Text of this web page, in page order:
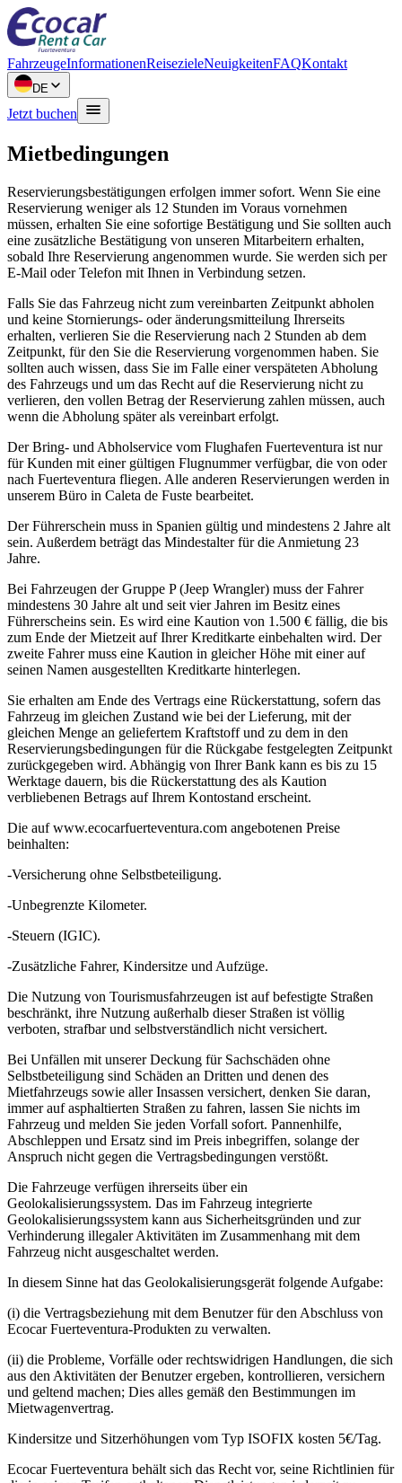
FahrzeugeInformationenReisezieleNeuigkeitenFAQKontakt
DE
Jetzt buchen
Mietbedingungen
Reservierungsbestätigungen erfolgen immer sofort. Wenn Sie eine
Reservierung weniger als 12 Stunden im Voraus vornehmen
müssen, erhalten Sie eine sofortige Bestätigung und Sie sollten auch
eine zusätzliche Bestätigung von unseren Mitarbeitern erhalten,
sobald Ihre Reservierung angenommen wurde. Sie werden sich per
E-Mail oder Telefon mit Ihnen in Verbindung setzen.
Falls Sie das Fahrzeug nicht zum vereinbarten Zeitpunkt abholen
und keine Stornierungs- oder änderungsmitteilung Ihrerseits
erhalten, verlieren Sie die Reservierung nach 2 Stunden ab dem
Zeitpunkt, für den Sie die Reservierung vorgenommen haben. Sie
sollten auch wissen, dass Sie im Falle einer verspäteten Abholung
des Fahrzeugs und um das Recht auf die Reservierung nicht zu
verlieren, den vollen Betrag der Reservierung zahlen müssen, auch
wenn die Abholung später als vereinbart erfolgt.
Der Bring- und Abholservice vom Flughafen Fuerteventura ist nur
für Kunden mit einer gültigen Flugnummer verfügbar, die von oder
nach Fuerteventura fliegen. Alle anderen Reservierungen werden in
unserem Büro in Caleta de Fuste bearbeitet.
Der Führerschein muss in Spanien gültig und mindestens 2 Jahre alt
sein. Außerdem beträgt das Mindestalter für die Anmietung 23
Jahre.
Bei Fahrzeugen der Gruppe P (Jeep Wrangler) muss der Fahrer
mindestens 30 Jahre alt und seit vier Jahren im Besitz eines
Führerscheins sein. Es wird eine Kaution von 1.500 € fällig, die bis
zum Ende der Mietzeit auf Ihrer Kreditkarte einbehalten wird. Der
zweite Fahrer muss eine Kaution in gleicher Höhe mit einer auf
seinen Namen ausgestellten Kreditkarte hinterlegen.
Sie erhalten am Ende des Vertrags eine Rückerstattung, sofern das
Fahrzeug im gleichen Zustand wie bei der Lieferung, mit der
gleichen Menge an geliefertem Kraftstoff und zu dem in den
Reservierungsbedingungen für die Rückgabe festgelegten Zeitpunkt
zurückgegeben wird. Abhängig von Ihrer Bank kann es bis zu 15
Werktage dauern, bis die Rückerstattung des als Kaution
verbliebenen Betrags auf Ihrem Kontostand erscheint.
Die auf www.ecocarfuerteventura.com angebotenen Preise
beinhalten:
-Versicherung ohne Selbstbeteiligung.
-Unbegrenzte Kilometer.
-Steuern (IGIC).
-Zusätzliche Fahrer, Kindersitze und Aufzüge.
Die Nutzung von Tourismusfahrzeugen ist auf befestigte Straßen
beschränkt, ihre Nutzung außerhalb dieser Straßen ist völlig
verboten, strafbar und selbstverständlich nicht versichert.
Bei Unfällen mit unserer Deckung für Sachschäden ohne
Selbstbeteiligung sind Schäden an Dritten und denen des
Mietfahrzeugs sowie aller Insassen versichert, denken Sie daran,
immer auf asphaltierten Straßen zu fahren, lassen Sie nichts im
Fahrzeug und melden Sie jeden Vorfall sofort. Pannenhilfe,
Abschleppen und Ersatz sind im Preis inbegriffen, solange der
Anspruch nicht gegen die Vertragsbedingungen verstößt.
Die Fahrzeuge verfügen ihrerseits über ein
Geolokalisierungssystem. Das im Fahrzeug integrierte
Geolokalisierungssystem kann aus Sicherheitsgründen und zur
Verhinderung illegaler Aktivitäten im Zusammenhang mit dem
Fahrzeug nicht ausgeschaltet werden.
In diesem Sinne hat das Geolokalisierungsgerät folgende Aufgabe:
(i) die Vertragsbeziehung mit dem Benutzer für den Abschluss von
Ecocar Fuerteventura-Produkten zu verwalten.
(ii) die Probleme, Vorfälle oder rechtswidrigen Handlungen, die sich
aus den Aktivitäten der Benutzer ergeben, kontrollieren, versichern
und geltend machen; Dies alles gemäß den Bestimmungen im
Mietwagenvertrag.
Kindersitze und Sitzerhöhungen vom Typ ISOFIX kosten 5€/Tag.
Ecocar Fuerteventura behält sich das Recht vor, seine Richtlinien für